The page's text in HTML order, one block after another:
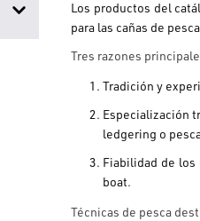
Los productos del
para las cañas de
Tres razones
Tradición y
Especialización
ledgering o
Fiabilidad de los
boat.
Técnicas de pesca